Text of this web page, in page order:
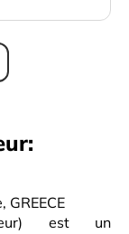
est un